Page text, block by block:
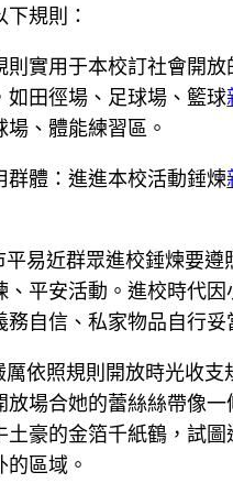
下規則：
則實用于本校訂社會開
如田徑場、足球場、籃球
場、體能練習區。
群體：進進本校活動錘煉
易近群眾進校錘煉要遵
、平安活動。進校時代
務自信、私家物品自行妥
依照規則開放時光收支
放場合她的蕾絲絲帶像一
土豪的金箔千紙鶴，試圖
的區域。